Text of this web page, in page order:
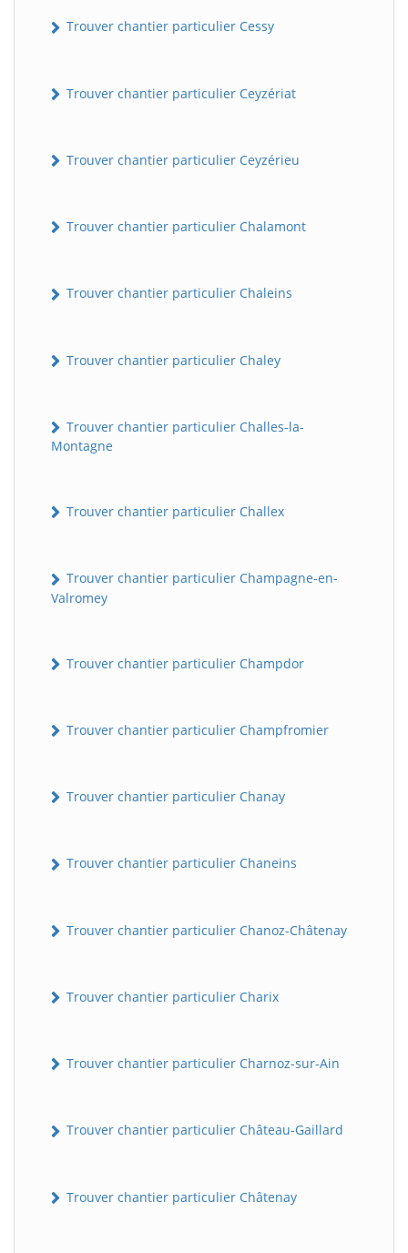
Trouver chantier particulier Cessy
Trouver chantier particulier Ceyzériat
Trouver chantier particulier Ceyzérieu
Trouver chantier particulier Chalamont
Trouver chantier particulier Chaleins
Trouver chantier particulier Chaley
Trouver chantier particulier Challes-la-
Montagne
Trouver chantier particulier Challex
Trouver chantier particulier Champagne-en-
Valromey
Trouver chantier particulier Champdor
Trouver chantier particulier Champfromier
Trouver chantier particulier Chanay
Trouver chantier particulier Chaneins
Trouver chantier particulier Chanoz-Châtenay
Trouver chantier particulier Charix
Trouver chantier particulier Charnoz-sur-Ain
Trouver chantier particulier Château-Gaillard
Trouver chantier particulier Châtenay